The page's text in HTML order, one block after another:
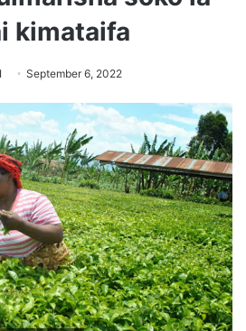
kimataifa
September 6, 2022